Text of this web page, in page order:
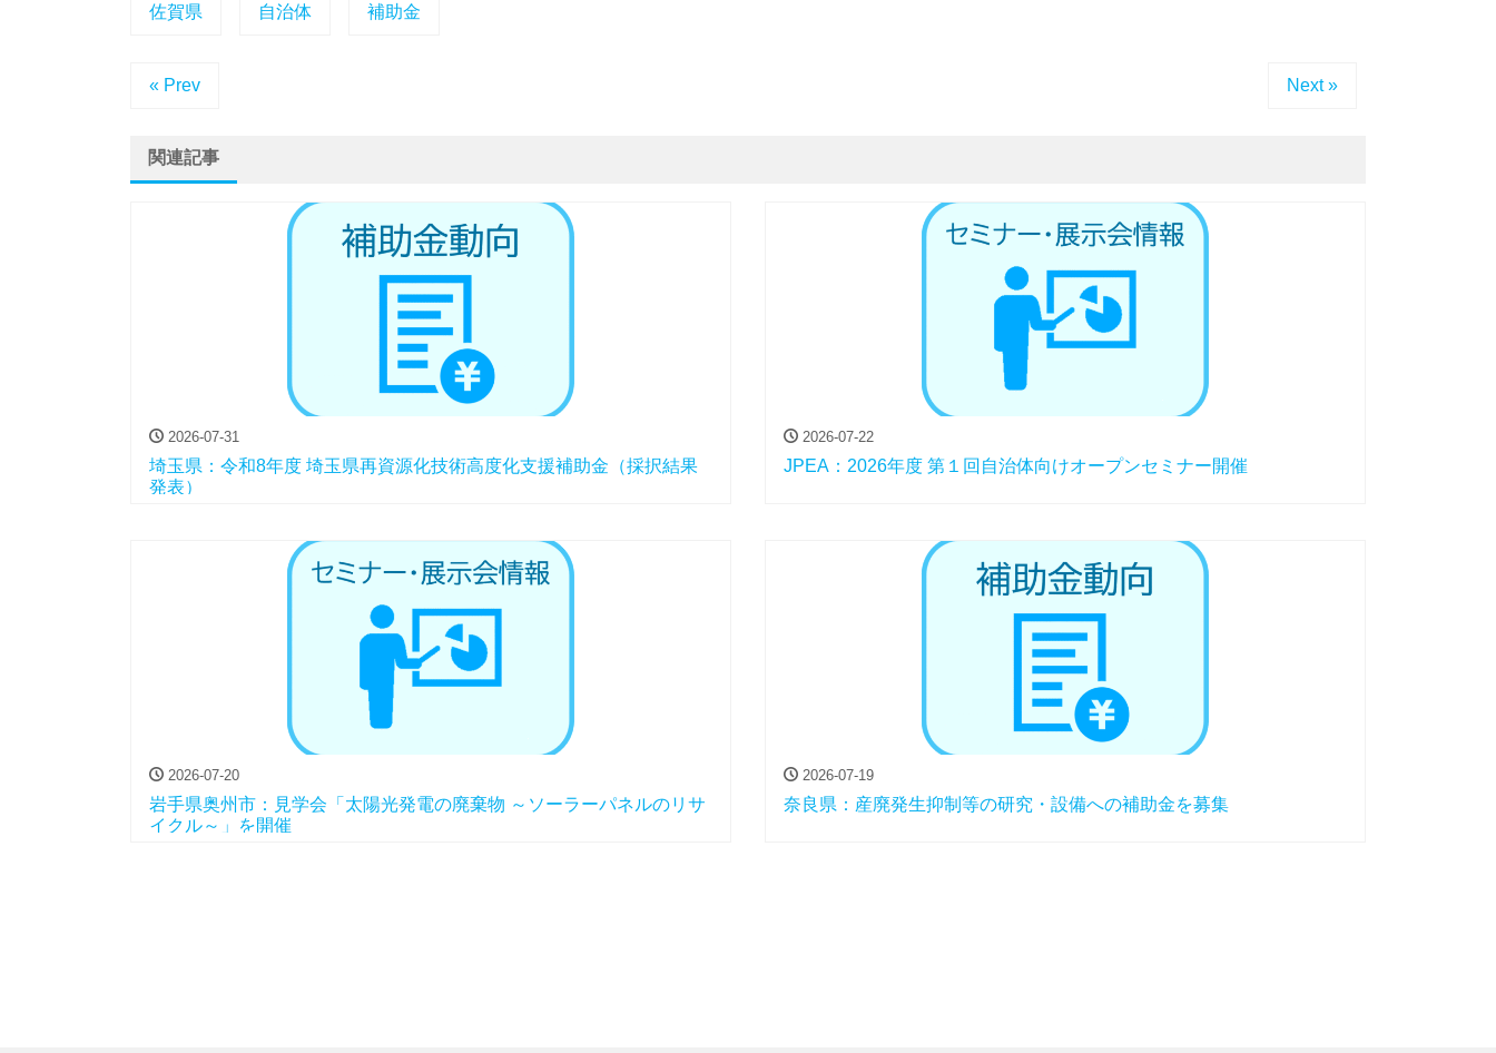
佐賀県 自治体 補助金
« Prev Next »
関連記事
2026-07-31
埼玉県：令和8年度 埼玉県再資源化技術高度化支援補助金（採択結果
発表）
2026-07-22
JPEA：2026年度 第１回自治体向けオープンセミナー開催
2026-07-20
岩手県奥州市：見学会「太陽光発電の廃棄物 ～ソーラーパネルのリサ
イクル～」を開催
2026-07-19
奈良県：産廃発生抑制等の研究・設備への補助金を募集